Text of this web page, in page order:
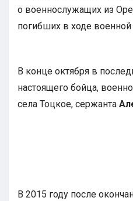
о военнослужащих из
погибших в ходе
В конце октября в
настоящего бойца,
села Тоцкое, сержанта
В 2015 году после